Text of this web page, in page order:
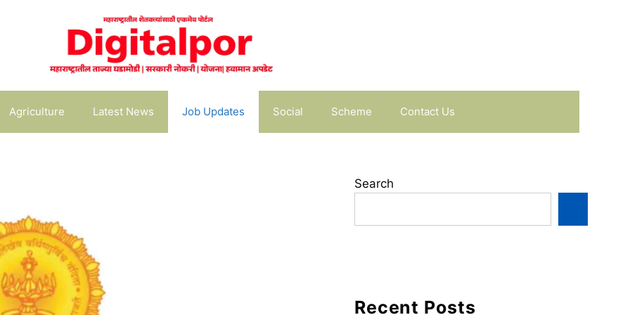
Agriculture Latest News Job Updates Social Scheme Contact Us
Search
Recent Posts